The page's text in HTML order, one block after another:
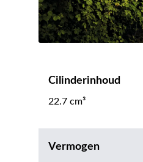
Cilinderinhoud
22.7 cm³
Vermogen